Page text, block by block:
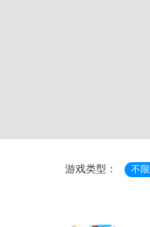
游戏类型： 不限